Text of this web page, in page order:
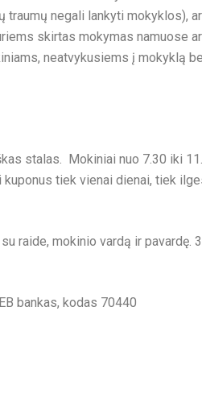
negali lankyti mokyklos),
skirtas mokymas namuose
neatvykusiems į mokyklą
stalas. Mokiniai nuo 7.30 iki
tiek vienai dienai, tiek
raide, mokinio vardą ir pavardę.
bankas, kodas 70440